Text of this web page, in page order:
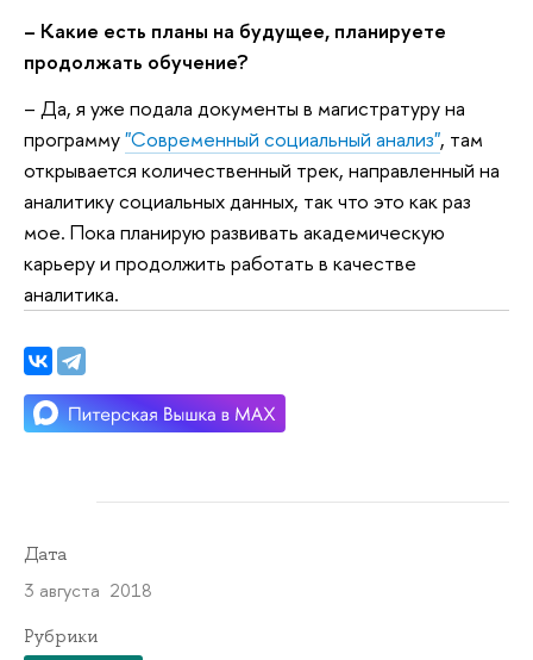
– Какие есть планы на будущее, планируете
продолжать обучение?
– Да, я уже подала документы в магистратуру на
программу"Современный социальный анализ", там
открывается количественный трек, направленный на
аналитику социальных данных, так что это как раз
мое. Пока планирую развивать академическую
карьеру и продолжить работать в качестве
аналитика.
Дата
3 августа 2018
Рубрики